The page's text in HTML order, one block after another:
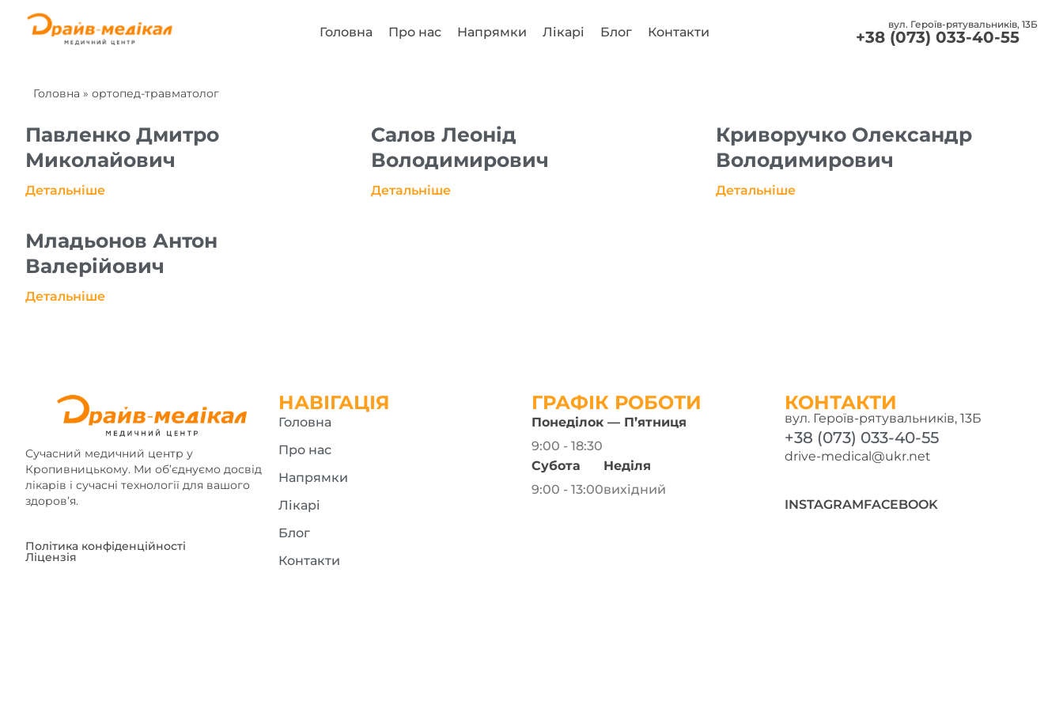
Головна Про нас Напрямки Лікарі Блог Контакти
вул. Героїв-рятувальників, 13Б
+38 (073) 033-40-55
Головна » ортопед-травматолог
Павленко Дмитро
Миколайович
Детальніше
Салов Леонід
Володимирович
Детальніше
Криворучко Олександр
Володимирович
Детальніше
Младьонов Антон
Валерійович
Детальніше
Сучасний медичний центр у
Кропивницькому. Ми об’єднуємо досвід
лікарів і сучасні технології для вашого
здоров’я.
Політика конфіденційності
Ліцензія
НАВІГАЦІЯ
Головна
Про нас
Напрямки
Лікарі
Блог
Контакти
ГРАФІК РОБОТИ
Понеділок — П’ятниця
9:00 - 18:30
Субота
9:00 - 13:00
Неділя
вихідний
КОНТАКТИ
вул. Героїв-рятувальників, 13Б
+38 (073) 033-40-55
drive-medical@ukr.net
INSTAGRAMFACEBOOK